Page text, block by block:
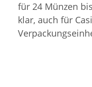
für 24 Münzen
klar, auch für